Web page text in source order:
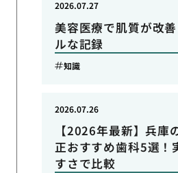
美容医療で肌質が改
ルな記録
2026.07.27
知識
【2026年最新】兵庫
正おすすめ歯科5選！
すさで比較
2026.07.26